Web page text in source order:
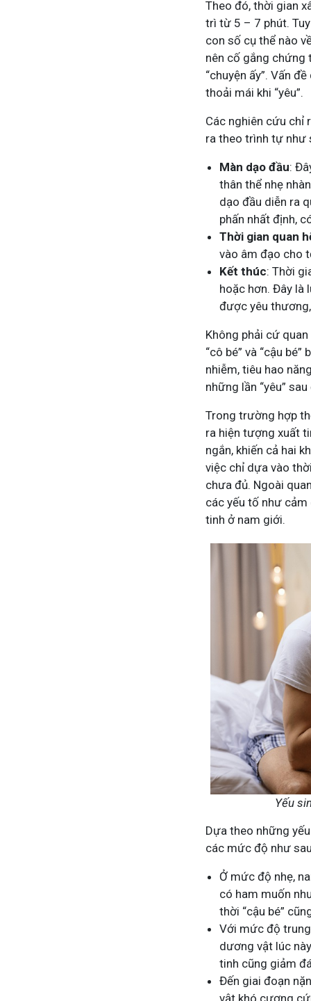
Theo đó, thời gian
trì từ 5 – 7 phút.
con số cụ thể nào
nên cố gắng chứng
“chuyện ấy”. Vấn
thoải mái khi “yêu”.
Các nghiên cứu chỉ
ra theo trình tự như
Màn dạo đầu:
thân thể nhẹ
dạo đầu diễn ra
phấn nhất định,
Thời gian quan
vào âm đạo cho
Kết thúc: Thời
hoặc hơn. Đây là
được yêu
Không phải cứ
“cô bé” và “cậu
nhiễm, tiêu hao
những lần “yêu”
Trong trường hợp
ra hiện tượng xuất
ngắn, khiến cả hai
việc chỉ dựa vào
chưa đủ. Ngoài
các yếu tố như
tinh ở nam giới.
Yếu
Dựa theo những
các mức độ như
Ở mức độ nhẹ,
có ham muốn
thời “cậu bé”
Với mức độ
dương vật lúc
tinh cũng giảm
Đến giai đoạn
vật khó cương